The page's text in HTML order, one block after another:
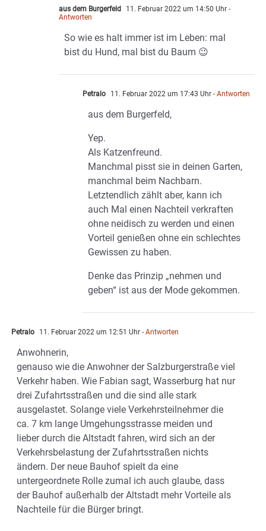
aus dem Burgerfeld 11. Februar 2022 um 14:50 Uhr -
Antworten
So wie es halt immer ist im Leben: mal
bist du Hund, mal bist du Baum 😉
Petralo 11. Februar 2022 um 17:43 Uhr - Antworten
aus dem Burgerfeld,
Yep.
Als Katzenfreund.
Manchmal pisst sie in deinen Garten,
manchmal beim Nachbarn.
Letztendlich zählt aber, kann ich
auch Mal einen Nachteil verkraften
ohne neidisch zu werden und einen
Vorteil genießen ohne ein schlechtes
Gewissen zu haben.
Denke das Prinzip „nehmen und
geben“ ist aus der Mode gekommen.
Petralo 11. Februar 2022 um 12:51 Uhr - Antworten
Anwohnerin,
genauso wie die Anwohner der Salzburgerstraße viel
Verkehr haben. Wie Fabian sagt, Wasserburg hat nur
drei Zufahrtsstraßen und die sind alle stark
ausgelastet. Solange viele Verkehrsteilnehmer die
ca. 7 km lange Umgehungsstrasse meiden und
lieber durch die Altstadt fahren, wird sich an der
Verkehrsbelastung der Zufahrtsstraßen nichts
ändern. Der neue Bauhof spielt da eine
untergeordnete Rolle zumal ich auch glaube, dass
der Bauhof außerhalb der Altstadt mehr Vorteile als
Nachteile für die Bürger bringt.